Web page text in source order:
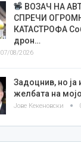
ВОЗАЧ НА
СПРЕЧИ
КАТАСТРОФА
дрон…
07/08/2026
Задоцнив, но ја
желбата на
Јове Кекеновски